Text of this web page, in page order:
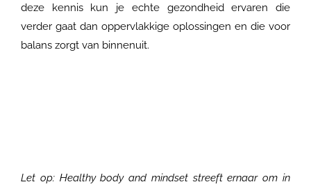
deze kennis kun je echte gezondheid ervaren die
verder gaat dan oppervlakkige oplossingen en die voor
balans zorgt van binnenuit.
Let op: Healthy body and mindset streeft ernaar om in